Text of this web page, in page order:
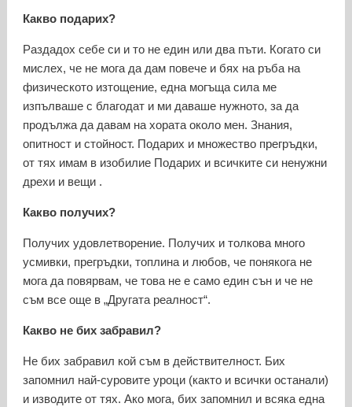
Какво подарих?
Раздадох себе си и то не един или два пъти. Когато си
мислех, че не мога да дам повече и бях на ръба на
физическото изтощение, една могъща сила ме
изпълваше с благодат и ми даваше нужното, за да
продължа да давам на хората около мен. Знания,
опитност и стойност. Подарих и множество прегръдки,
от тях имам в изобилие Подарих и всичките си ненужни
дрехи и вещи .
Какво получих?
Получих удовлетворение. Получих и толкова много
усмивки, прегръдки, топлина и любов, че понякога не
мога да повярвам, че това не е само един сън и че не
съм все още в „Другата реалност“.
Какво не бих забравил?
Не бих забравил кой съм в действителност. Бих
запомнил най-суровите уроци (както и всички останали)
и изводите от тях. Ако мога, бих запомнил и всяка една